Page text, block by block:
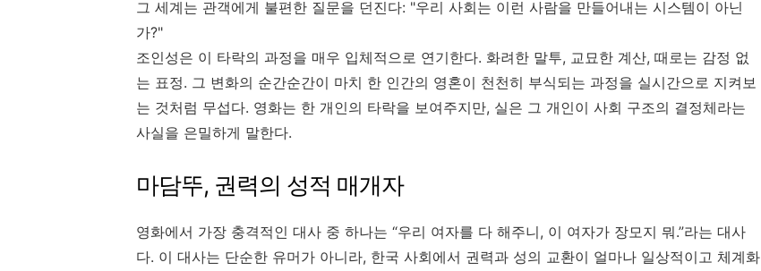
그 세계는 관객에게 불편한 질문을 던진다: "우리 사회는 이런 사람을 만들어내는 시스템이 아닌
가?"
조인성은 이 타락의 과정을 매우 입체적으로 연기한다. 화려한 말투, 교묘한 계산, 때로는 감정 없
는 표정. 그 변화의 순간순간이 마치 한 인간의 영혼이 천천히 부식되는 과정을 실시간으로 지켜보
는 것처럼 무섭다. 영화는 한 개인의 타락을 보여주지만, 실은 그 개인이 사회 구조의 결정체라는
사실을 은밀하게 말한다.
마담뚜, 권력의 성적 매개자
영화에서 가장 충격적인 대사 중 하나는 “우리 여자를 다 해주니, 이 여자가 장모지 뭐.”라는 대사
다. 이 대사는 단순한 유머가 아니라, 한국 사회에서 권력과 성의 교환이 얼마나 일상적이고 체계화